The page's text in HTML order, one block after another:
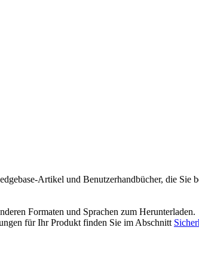
Artikel und Benutzerhandbücher, die Sie
Formaten und Sprachen zum Herunterladen.
für Ihr Produkt finden Sie im Abschnitt